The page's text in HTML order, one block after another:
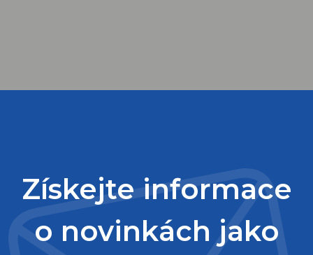
Získejte informace
o novinkách jako